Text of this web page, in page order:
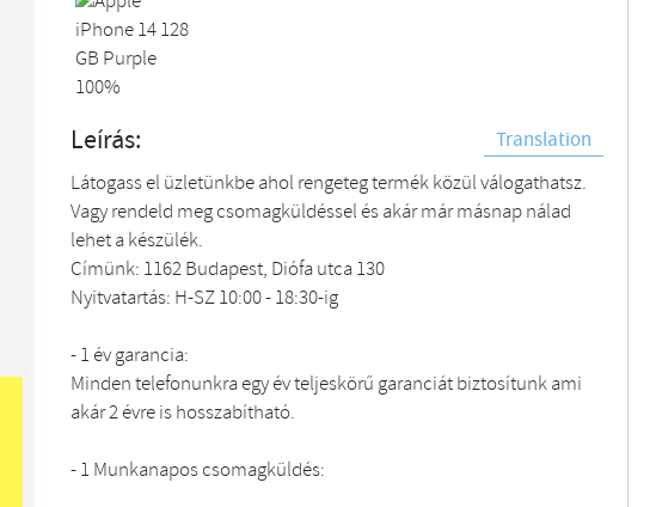
Leírás:
Translation
Látogass el üzletünkbe ahol rengeteg termék közül válogathatsz.
Vagy rendeld meg csomagküldéssel és akár már másnap nálad
lehet a készülék.
Címünk: 1162 Budapest, Diófa utca 130
Nyitvatartás: H-SZ 10:00 - 18:30-ig
- 1 év garancia:
Minden telefonunkra egy év teljeskörű garanciát biztosítunk ami
akár 2 évre is hosszabítható.
- 1 Munkanapos csomagküldés: